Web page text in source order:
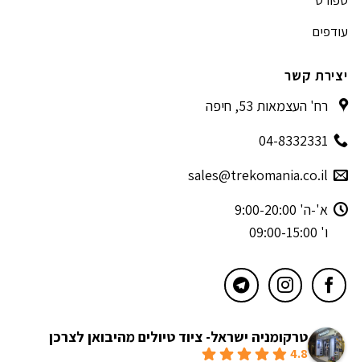
עודפים
יצירת קשר
רח' העצמאות 53, חיפה
04-8332331
sales@trekomania.co.il
א'-ה' 9:00-20:00
ו' 09:00-15:00
טרקומניה ישראל- ציוד טיולים מהיבואן לצרכן
4.8